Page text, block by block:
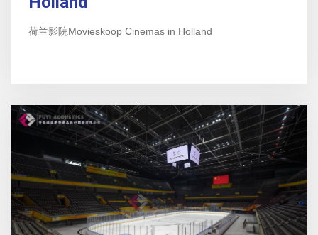
荷兰影院Movieskoop Cinemas in Holland